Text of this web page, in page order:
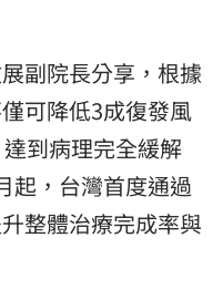
副院長分享，根據
可降低3成復發風
到病理完全緩解
起，台灣首度通過
整體治療完成率與